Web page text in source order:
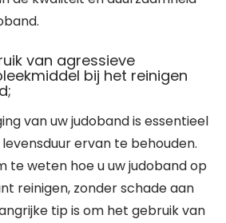
van agressieve
bij het reinigen
van uw judoband is essentieel
ervan te behouden.
te weten hoe u uw judoband op
reinigen, zonder schade aan
tip is om het gebruik van